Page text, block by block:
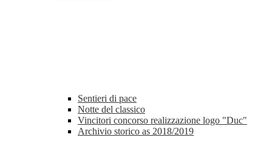
Sentieri di pace
Notte del classico
Vincitori concorso realizzazione logo "Duc"
Archivio storico as 2018/2019